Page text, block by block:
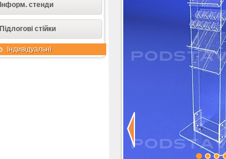
Інформ. стенди
Підлогові стійки
Індивідуальні